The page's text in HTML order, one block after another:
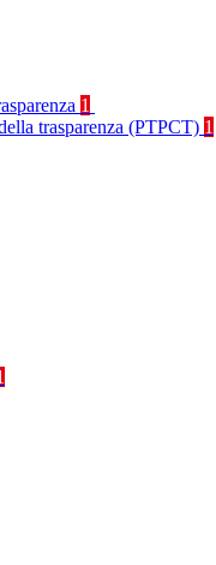
1
trasparenza (PTPCT) 1